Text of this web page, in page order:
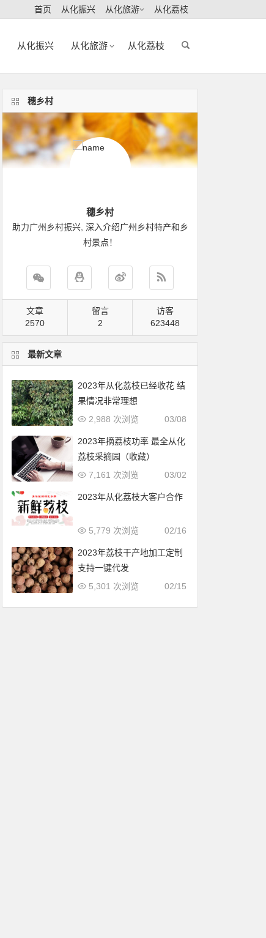
首页 从化振兴 从化旅游 从化荔枝
从化振兴 从化旅游 从化荔枝
穗乡村
穗乡村
助力广州乡村振兴, 深入介绍广州乡村特产和乡
村景点！
文章
2570
留言
2
访客
801576
最新文章
2023年从化荔枝已经收花 结
果情况非常理想
03/08
2,988 次浏览
2023年摘荔枝功率 最全从化
荔枝采摘园（收藏）
03/02
7,161 次浏览
2023年从化荔枝大客户合作
02/16
5,779 次浏览
2023年荔枝干产地加工定制
支持一键代发
02/15
5,301 次浏览